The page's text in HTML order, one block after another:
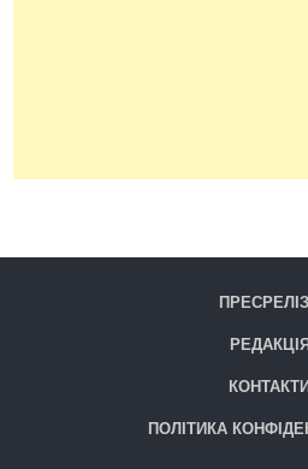
РЕДАКЦІЯ
КОНТАКТИ
ПОЛІТИКА